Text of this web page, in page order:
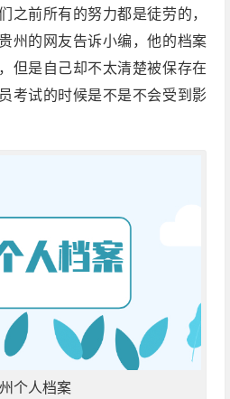
之前所有的努力都是徒劳的，
州的网友告诉小编，他的档案
但是自己却不太清楚被保存在
考试的时候是不是不会受到影
个人档案